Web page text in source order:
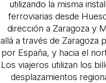
utilizando la misma
ferroviarias desde
dirección a Zaragoza y
allá a través de Zaragoza
por España, y hacia el
Los viajeros utilizan los
desplazamientos